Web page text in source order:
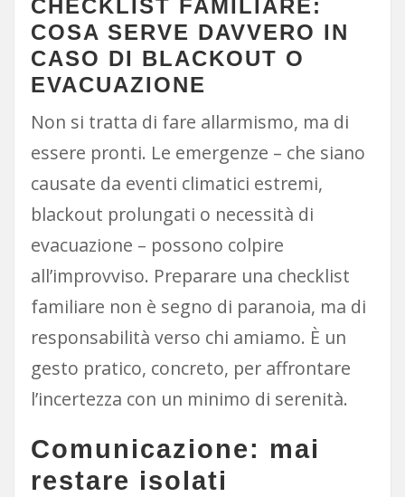
CHECKLIST FAMILIARE:
COSA SERVE DAVVERO IN
CASO DI BLACKOUT O
EVACUAZIONE
Non si tratta di fare allarmismo, ma di
essere pronti. Le emergenze – che siano
causate da eventi climatici estremi,
blackout prolungati o necessità di
evacuazione – possono colpire
all’improvviso. Preparare una checklist
familiare non è segno di paranoia, ma di
responsabilità verso chi amiamo. È un
gesto pratico, concreto, per affrontare
l’incertezza con un minimo di serenità.
Comunicazione: mai
restare isolati